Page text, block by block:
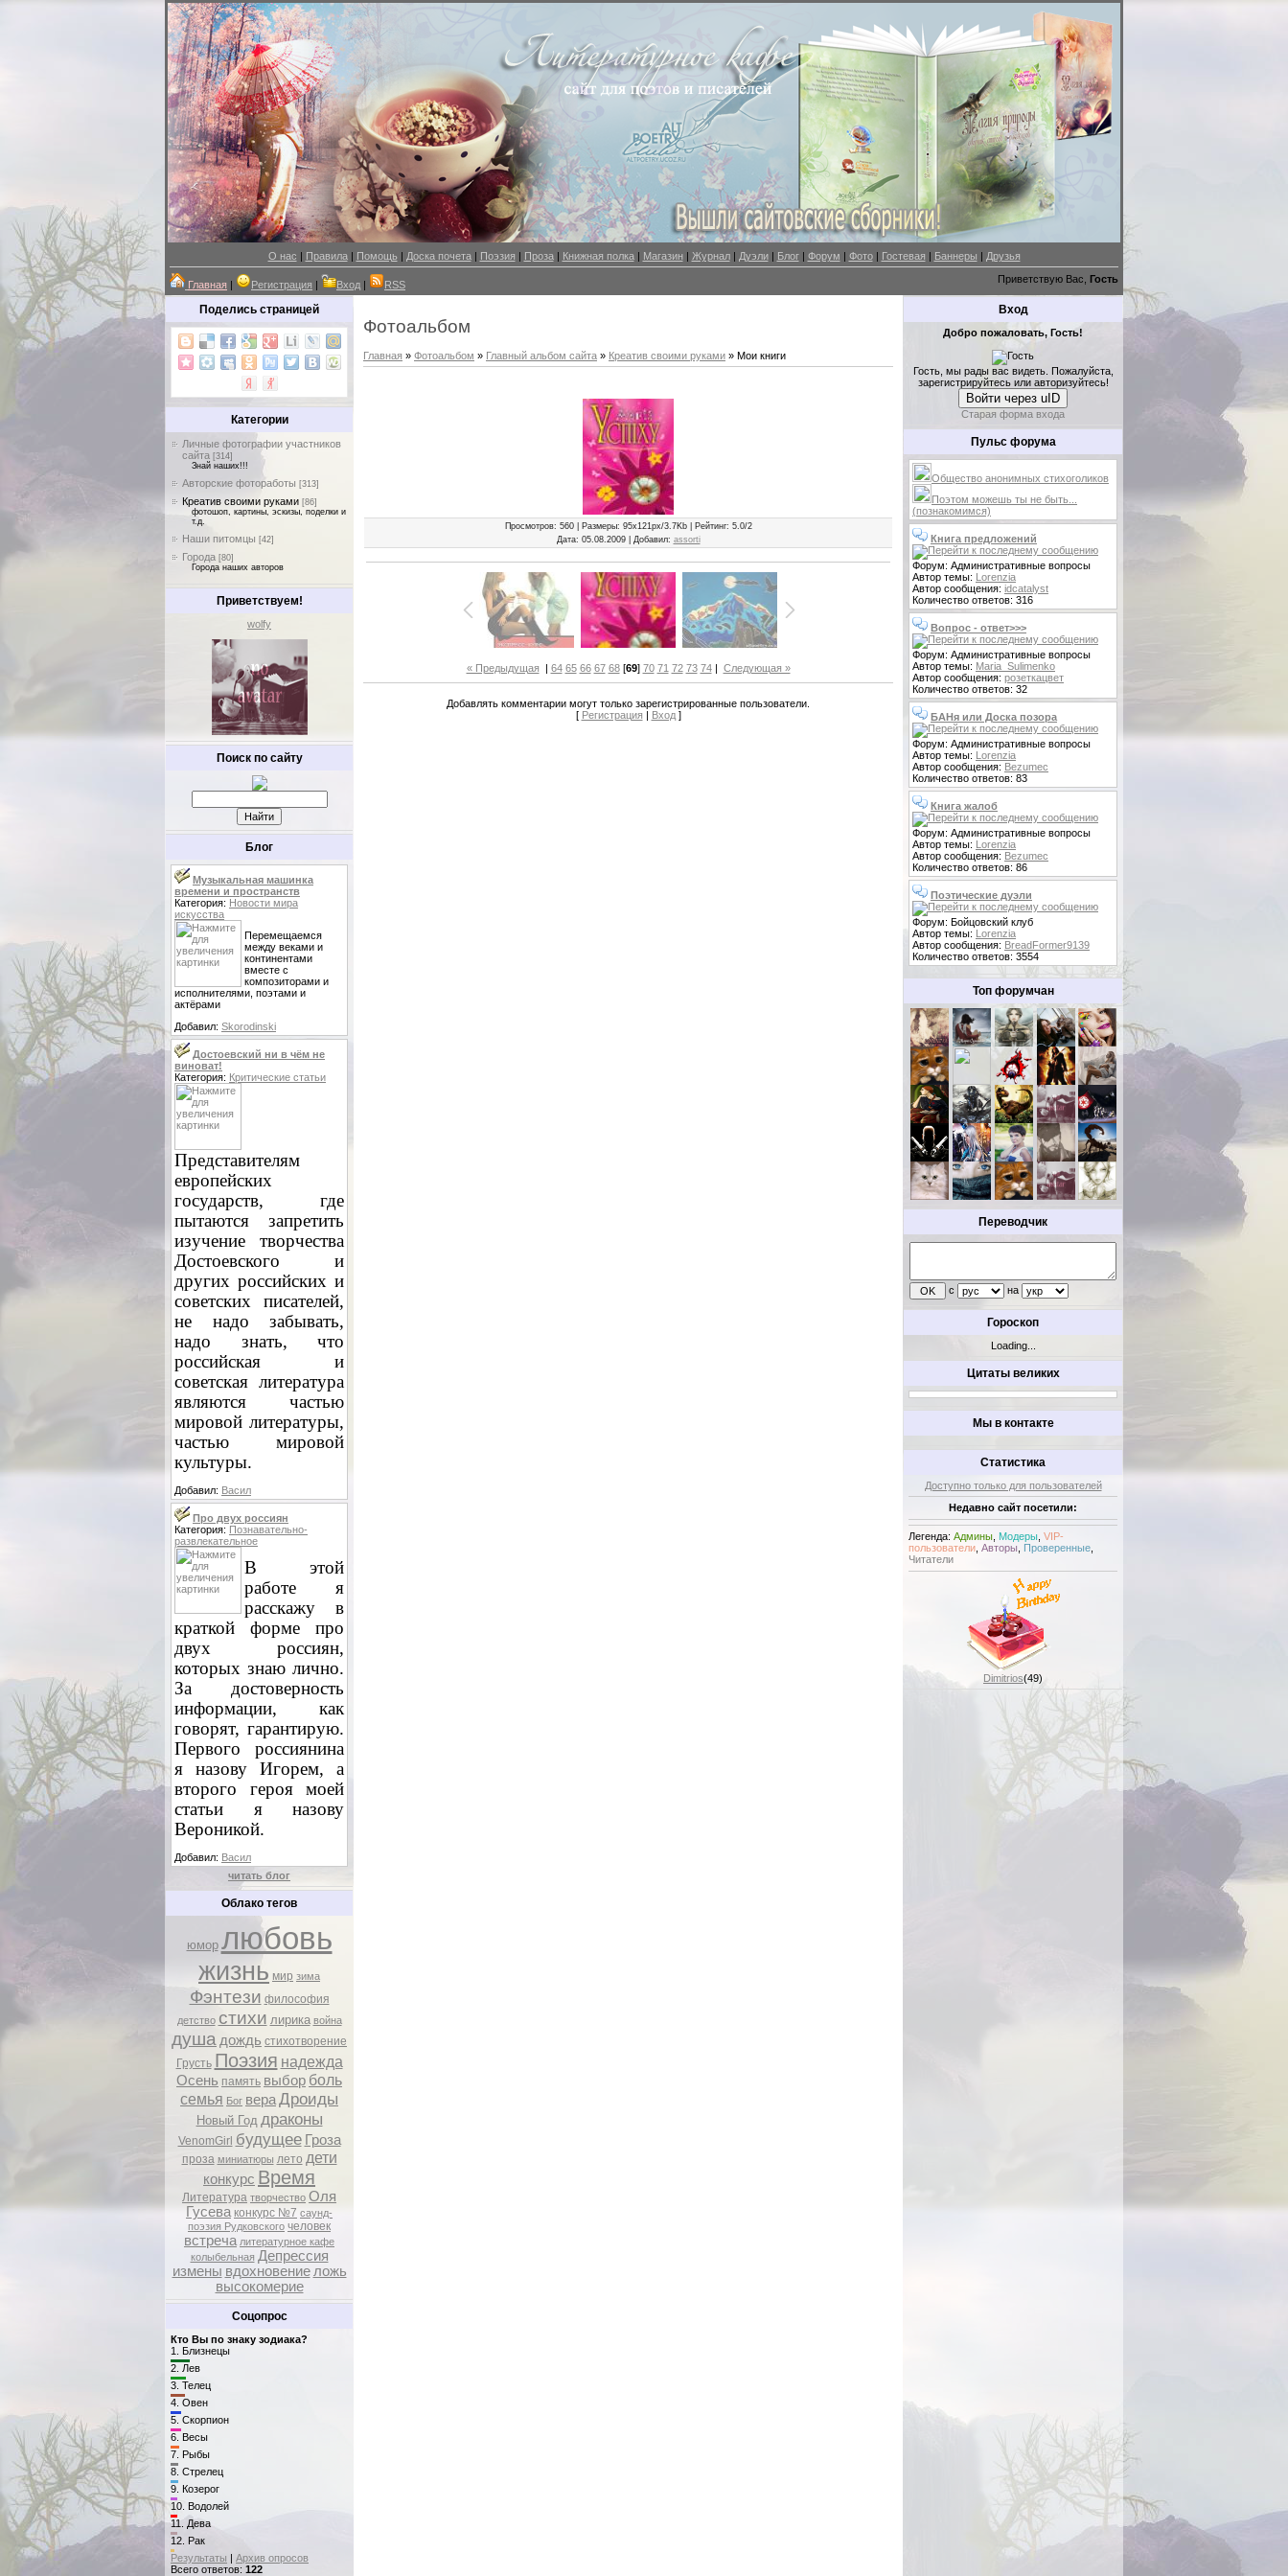
О нас | Правила| Помощь | Доска почета| Поэзия | Проза| Книжная полка| Магазин| Журнал| Дуэли| Блог| Форум | Фото| Гостевая | Баннеры | Друзья
Главная | Регистрация | Вход | RSS Приветствую Вас, Гость
Поделись страницей
Категории
Личные фотографии участников
сайта [314]
Знай наших!!!
Авторские фотоработы [313]
Креатив своими руками [86]
фотошоп, картины, эскизы, поделки и
т.д.
Наши питомцы [42]
Города [80]
Города наших авторов
Приветствуем!
wolfy
Поиск по сайту
Блог
Музыкальная машинка
времени и пространств
Категория: Новости мира
искусства
Перемещаемся
между веками и
континентами
вместе с
композиторами и
исполнителями, поэтами и
актёрами
Добавил: Skorodinski
Достоевский ни в чём не
виноват!
Категория: Критические статьи
Представителям
европейских
государств, где
пытаются запретить
изучение творчества
Достоевского и
других российских и
советских писателей,
не надо забывать,
надо знать, что
российская и
советская литература
являются частью
мировой литературы,
частью мировой
культуры.
Добавил: Васил
Про двух россиян
Категория: Познавательно-
развлекательное
В этой
работе я
расскажу в
краткой форме про
двух россиян,
которых знаю лично.
За достоверность
информации, как
говорят, гарантирую.
Первого россиянина
я назову Игорем, а
второго героя моей
статьи я назову
Вероникой.
Добавил: Васил
читать блог
Облако тегов
юмор любовь
жизнь мир зима
Фэнтези философия
детство стихи лирика война
душа дождь стихотворение
Грусть Поэзия надежда
Осень память выбор боль
семья Бог вераДроиды
Новый Год драконы
VenomGirl будущее Гроза
проза миниатюры лето дети
конкурс Время
Литература творчество Оля
Гусева конкурс №7 саунд-
поэзия Рудковского человек
встреча литературное кафе
колыбельная Депрессия
измены вдохновение ложь
высокомерие
Соцопрос
Кто Вы по знаку зодиака?
1. Близнецы
2. Лев
3. Телец
4. Овен
5. Скорпион
6. Весы
7. Рыбы
8. Стрелец
9. Козерог
10. Водолей
11. Дева
12. Рак
Результаты | Архив опросов
Всего ответов: 122
Фотоальбом
Главная » Фотоальбом » Главный альбом сайта » Креатив своими руками » Мои книги
Просмотров: 560 | Размеры: 95x121px/3.7Kb | Рейтинг: 5.0/2
Дата: 05.08.2009 | Добавил: assorti
« Предыдущая 64 65 66 67 68[69] 70 71 72 73 74| Следующая »
Добавлять комментарии могут только зарегистрированные пользователи.
[ Регистрация | Вход]
Вход
Добро пожаловать, Гость!
Гость, мы рады вас видеть. Пожалуйста,
зарегистрируйтесь или авторизуйтесь!
Войти через uID
Старая форма входа
Пульс форума
Общество анонимных стихоголиков
Поэтом можешь ты не быть...
(познакомимся)
Книга предложений
Форум: Административные вопросы
Автор темы: Lorenzia
Автор сообщения: idcatalyst
Количество ответов: 316
Вопрос - ответ>>>
Форум: Административные вопросы
Автор темы: Maria_Sulimenko
Автор сообщения: розеткацвет
Количество ответов: 32
БАНя или Доска позора
Форум: Административные вопросы
Автор темы: Lorenzia
Автор сообщения: Bezumec
Количество ответов: 83
Книга жалоб
Форум: Административные вопросы
Автор темы: Lorenzia
Автор сообщения: Bezumec
Количество ответов: 86
Поэтические дуэли
Форум: Бойцовский клуб
Автор темы: Lorenzia
Автор сообщения: BreadFormer9139
Количество ответов: 3554
Топ форумчан
Переводчик
с на
Гороскоп
Loading...
Цитаты великих
Мы в контакте
Статистика
Доступно только для пользователей
Недавно сайт посетили:
Легенда: Админы Модеры VIP-
пользователи Авторы Проверенные
Читатели
Dimitrios(49)